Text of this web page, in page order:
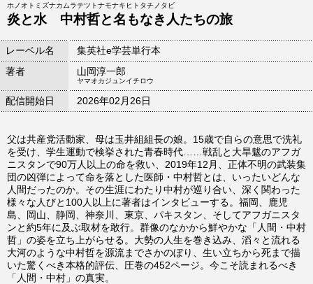
ホノオトミズナカムラテツトナモナキヒトタチノタビ
炎と水 中村哲と名もなき人たちの旅
レーベル名
集英社e学芸単行本
著者
山岡淳一郎
ヤマオカジュンイチロウ
配信開始日 2026年02月26日
父は共産党活動家、母は玉井組組長の娘。15歳で自らの意思で洗礼
を受け、学生運動で検挙された青春時代……戦乱と大旱魃のアフガ
ニスタンで90万人以上の命を救い、2019年12月、正体不明の武装集
団の凶弾によって命を落とした医師・中村哲とは、いったいどんな
人間だったのか。その生涯にわたり中村が巡り合い、深く関わった
様々な人びと100人以上に著者はインタビューする。福岡、鹿児
島、岡山、静岡、神奈川、東京、パキスタン、そしてアフガニスタ
ンと約5年に及ぶ取材を敢行。群像のなかから鮮やかな「人間・中村
哲」の姿を立ち上がらせる。大勢の人生を巻き込み、滔々と流れる
大河のような中村哲を源流までさかのぼり、生い立ちから死まで描
いた驚くべき本格的評伝、圧巻の452ページ。今こそ読まれるべき
「人間・中村」の真実。